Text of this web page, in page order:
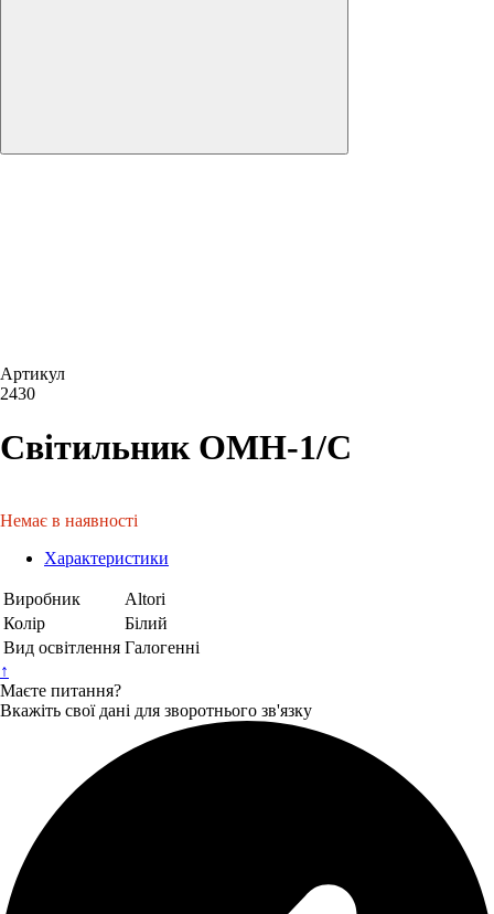
Артикул
2430
Світильник ОМН-1/С
Немає в наявності
Характеристики
Виробник
Altori
Колір
Білий
Вид освітлення Галогенні
↑
Маєте питання?
Вкажіть свої дані для зворотнього зв'язку